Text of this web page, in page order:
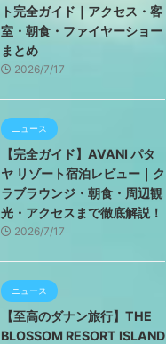
ト完全ガイド｜アクセス・客
室・朝食・ファイヤーショー
まとめ
2026/7/17
ニュース
【完全ガイド】AVANI パタ
ヤ リゾート宿泊レビュー｜ク
ラブラウンジ・朝食・周辺観
光・アクセスまで徹底解説！
2026/7/17
ニュース
【至高のダナン旅行】THE
BLOSSOM RESORT ISLAND